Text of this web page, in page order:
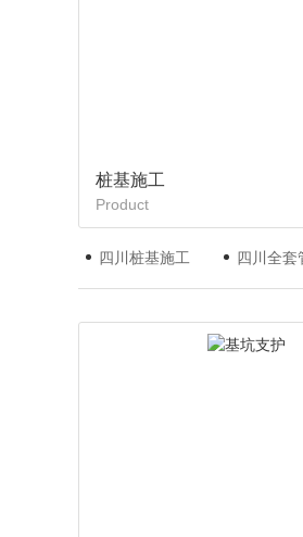
桩基施工
Product
四川桩基施工 四川全套